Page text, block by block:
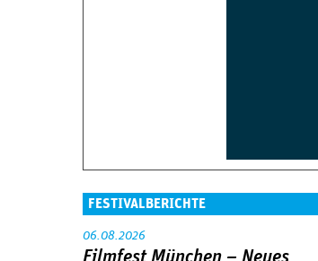
FESTIVALBERICHTE
06.08.2026